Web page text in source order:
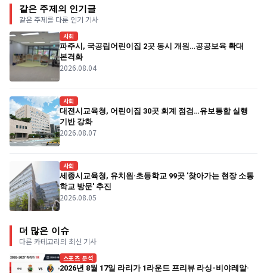
같은 주제의 인기글
같은 주제를 다룬 인기 기사
사회
파주시, 국공립어린이집 2곳 동시 개원…공공보육 확대
본격화
2026.08.04
사회
대전시교육청, 어린이집 30곳 회계 점검…유보통합 실행
기반 강화
2026.08.07
사회
세종시교육청, 유치원·초등학교 99곳 '찾아가는 현장 소통
학교 방문' 추진
2026.08.05
더 많은 이슈
다른 카테고리의 최신 기사
스포츠 분석
2026년 8월 17일 라리가 1라운드 프리뷰 라싱-비야레알·